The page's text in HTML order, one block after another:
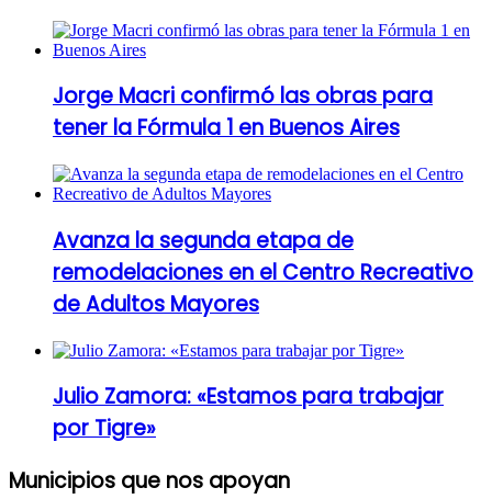
Jorge Macri confirmó las obras para
tener la Fórmula 1 en Buenos Aires
Avanza la segunda etapa de
remodelaciones en el Centro Recreativo
de Adultos Mayores
Julio Zamora: «Estamos para trabajar
por Tigre»
Municipios que nos apoyan